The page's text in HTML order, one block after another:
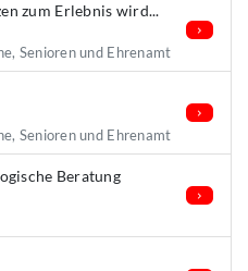
zum Erlebnis wird...
Senioren und Ehrenamt
Senioren und Ehrenamt
Beratung